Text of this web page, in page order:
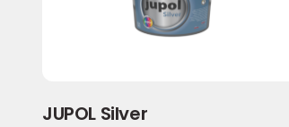
JUPOL Silver